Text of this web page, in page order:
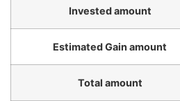
Invested amount
Estimated Gain amount
Total amount